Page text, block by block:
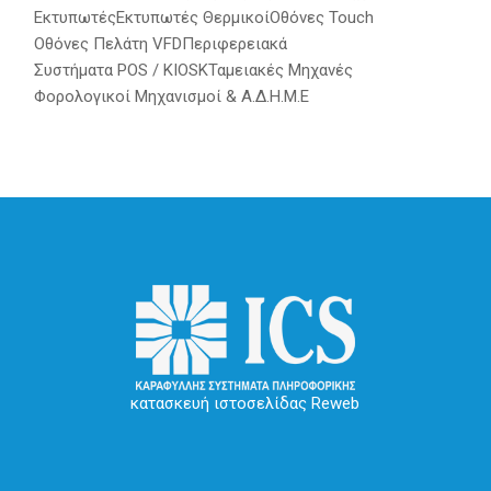
ΕκτυπωτέςΕκτυπωτές ΘερμικοίΟθόνες Touch
Οθόνες Πελάτη VFDΠεριφερειακά
Συστήματα POS / KIOSKΤαμειακές Μηχανές
Φορολογικοί Μηχανισμοί & Α.Δ.Η.Μ.Ε
κατασκευή ιστοσελίδας Reweb